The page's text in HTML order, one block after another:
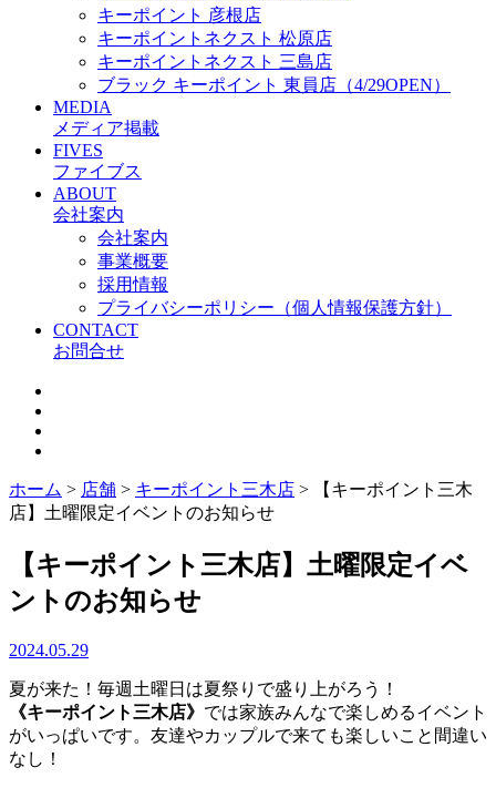
キーポイント 彦根店
キーポイントネクスト 松原店
キーポイントネクスト 三島店
ブラック キーポイント 東員店（4/29OPEN）
MEDIA
メディア掲載
FIVES
ファイブス
ABOUT
会社案内
会社案内
事業概要
採用情報
プライバシーポリシー（個人情報保護方針）
CONTACT
お問合せ
ホーム > 店舗 > キーポイント三木店 >
【キーポイント三木
店】土曜限定イベントのお知らせ
【キーポイント三木店】土曜限定イベ
ントのお知らせ
2024.05.29
夏が来た！毎週土曜日は夏祭りで盛り上がろう！
《キーポイント三木店》 では家族みんなで楽しめるイベント
がいっぱいです。友達やカップルで来ても楽しいこと間違い
なし！